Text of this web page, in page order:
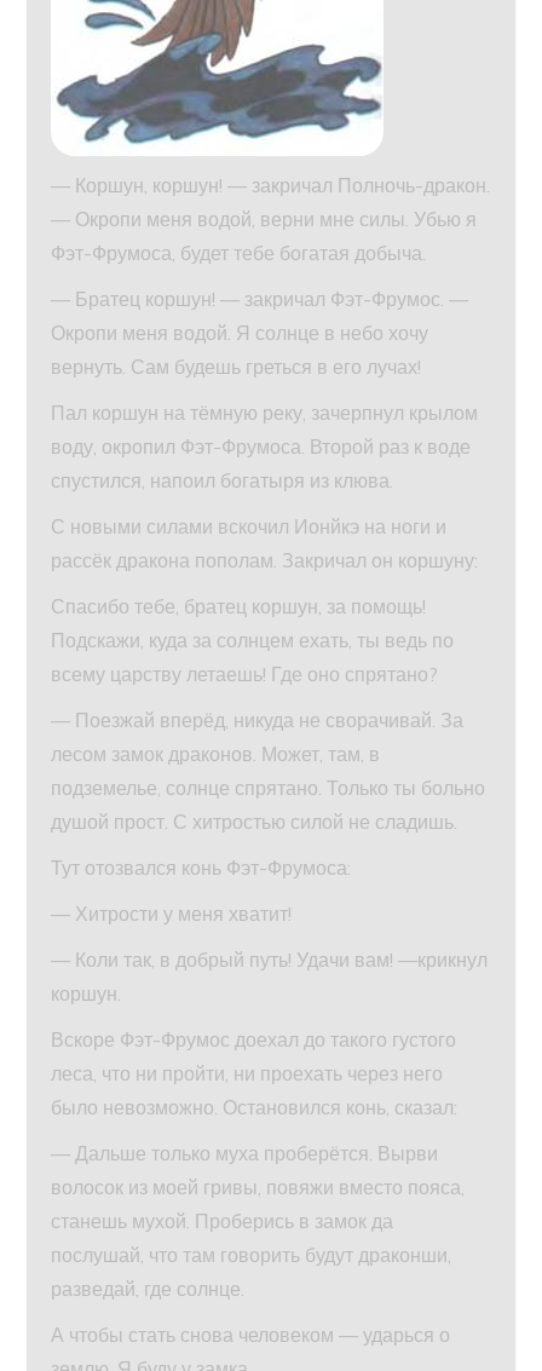
— Коршун, коршун! — закричал Полночь-дракон.
— Окропи меня водой, верни мне силы. Убью я
Фэт-Фрумоса, будет тебе богатая добыча.
— Братец коршун! — закричал Фэт-Фрумос. —
Окропи меня водой. Я солнце в небо хочу
вернуть. Сам будешь греться в его лучах!
Пал коршун на тёмную реку, зачерпнул крылом
воду, окропил Фэт-Фрумоса. Второй раз к воде
спустился, напоил богатыря из клюва.
С новыми силами вскочил Ионйкэ на ноги и
рассёк дракона пополам. Закричал он коршуну:
Спасибо тебе, братец коршун, за помощь!
Подскажи, куда за солнцем ехать, ты ведь по
всему царству летаешь! Где оно спрятано?
— Поезжай вперёд, никуда не сворачивай. За
лесом замок драконов. Может, там, в
подземелье, солнце спрятано. Только ты больно
душой прост. С хитростью силой не сладишь.
Тут отозвался конь Фэт-Фрумоса:
— Хитрости у меня хватит!
— Коли так, в добрый путь! Удачи вам! —крикнул
коршун.
Вскоре Фэт-Фрумос доехал до такого густого
леса, что ни пройти, ни проехать через него
было невозможно. Остановился конь, сказал:
— Дальше только муха проберётся. Вырви
волосок из моей гривы, повяжи вместо пояса,
станешь мухой. Проберись в замок да
послушай, что там говорить будут драконши,
разведай, где солнце.
А чтобы стать снова человеком — ударься о